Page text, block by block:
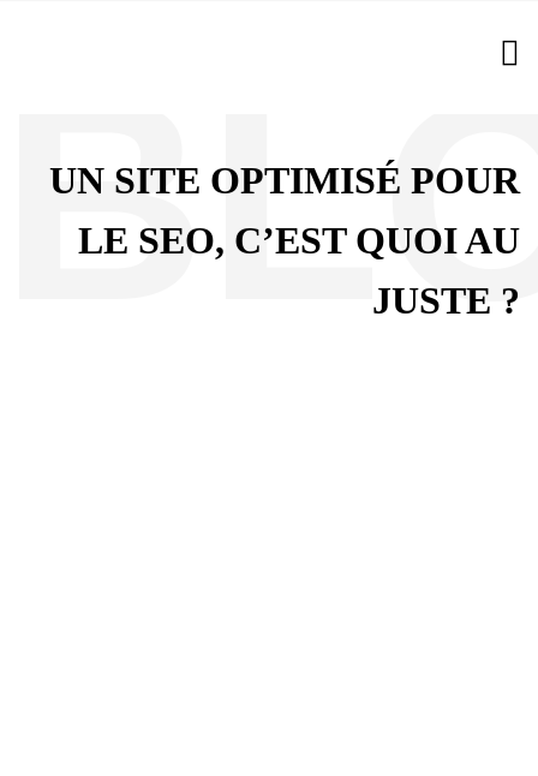
UN SITE OPTIMISÉ POUR
LE SEO, C’EST QUOI AU
JUSTE ?